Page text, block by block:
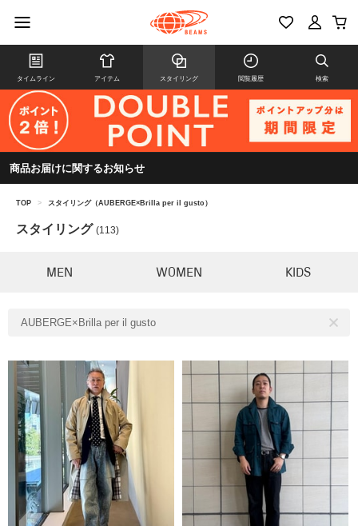
タイムライン アイテム スタイリング 閲覧履歴 検索
商品お届けに関するお知らせ
TOP > スタイリング（AUBERGE×Brilla per il gusto）
スタイリング (113)
MEN WOMEN KIDS
AUBERGE×Brilla per il gusto